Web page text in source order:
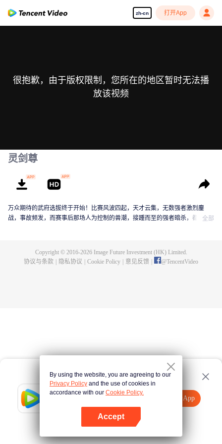
zh-cn 打开App
Tencent Video
打开App
点击此处
很抱歉，由于版权限制，您所在的地区暂时无法播
放该视频
灵剑尊
万众期待的武府选拔终于开始！比赛风波四起，天才云集，无数强者激烈鏖
战，事故频发，而赛事后那场人为控制的兽潮，接踵而至的强者暗杀，都显示
全部
Copyright © 2016-2026Image Future Investment (HK) Limited.
协议与条款
隐私协议 Cookie Policy 意见反馈 @TencentVideo
By using the website, you are agreeing to our
Privacy Policy and the use of cookies in
accordance with our Cookie Policy.
Accept